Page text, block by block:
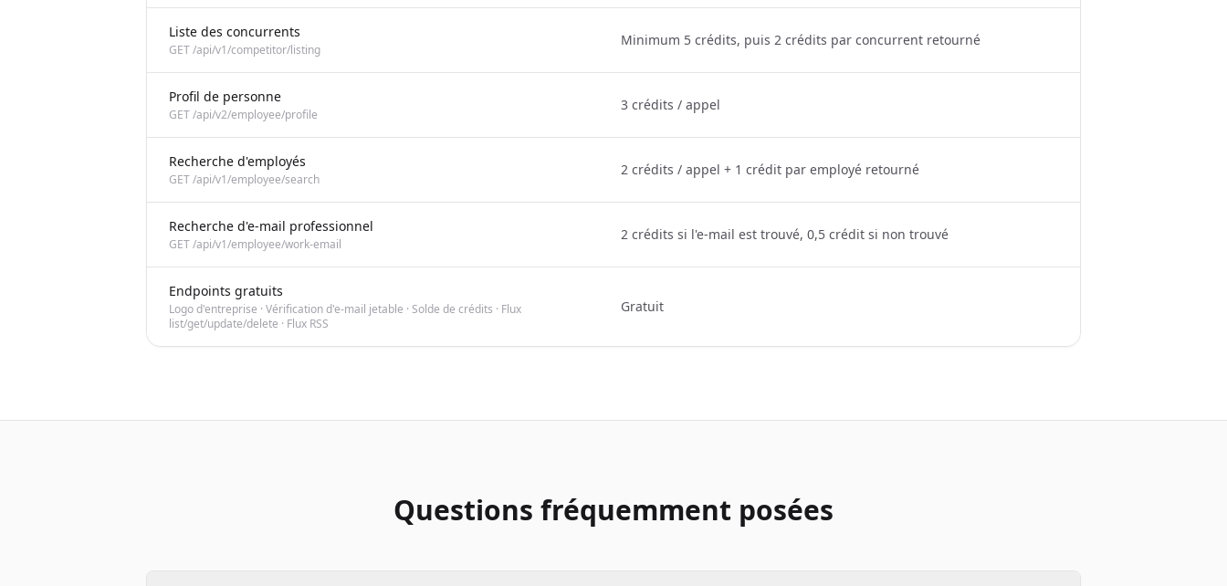
Liste des concurrents
GET /api/v1/competitor/listing
Minimum 5 crédits, puis 2 crédits par concurrent retourné
Profil de personne
GET /api/v2/employee/profile
3 crédits / appel
Recherche d'employés
GET /api/v1/employee/search
2 crédits / appel + 1 crédit par employé retourné
Recherche d'e-mail professionnel
GET /api/v1/employee/work-email
2 crédits si l'e-mail est trouvé, 0,5 crédit si non trouvé
Endpoints gratuits
Logo d'entreprise · Vérification d'e-mail jetable · Solde de crédits · Flux
list/get/update/delete · Flux RSS
Gratuit
Questions fréquemment posées